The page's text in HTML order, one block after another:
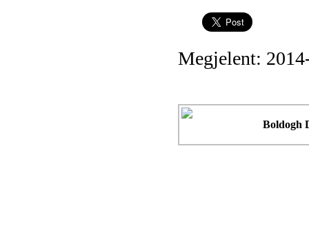
Megjelent:
Boldogh